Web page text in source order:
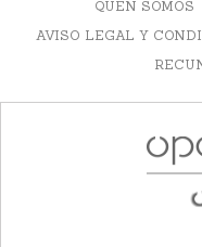
QUEN SOMOS
AVISO LEGAL Y